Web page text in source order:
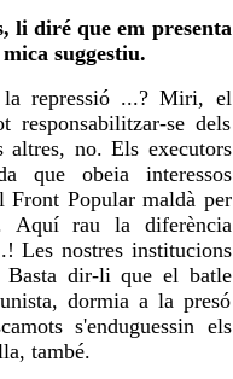
li diré que em presenta
suggestiu.
repressió ...? Miri, el
responsabilitzar-se dels
no. Els executors
que obeia interessos
Front Popular maldà per
Aquí rau la diferència
Les nostres institucions
dir-li que el batle
dormia a la presó
s'enduguessin els
també.